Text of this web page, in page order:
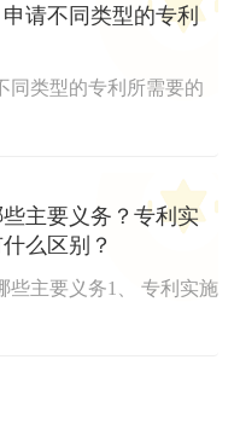
请不同类型的专利
同类型的专利所需要的
主要义务？专利实
么区别？
些主要义务1、 专利实施